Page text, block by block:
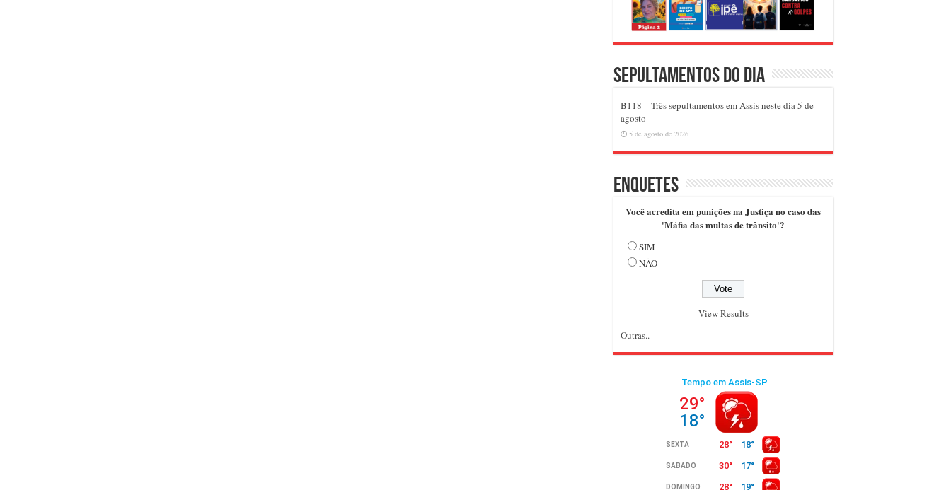
Sepultamentos do dia
B118 – Três sepultamentos em Assis neste dia 5 de
agosto
5 de agosto de 2026
Enquetes
Você acredita em punições na Justiça no caso das
'Máfia das multas de trânsito'?
SIM
NÃO
View Results
Outras..